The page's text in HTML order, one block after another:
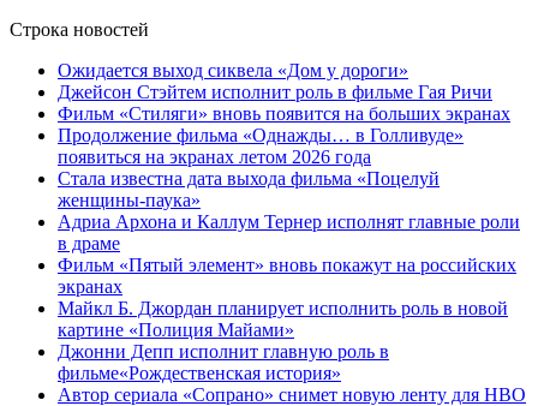
Строка новостей
Ожидается выход сиквела «Дом у дороги»
Джейсон Стэйтем исполнит роль в фильме Гая Ричи
Фильм «Стиляги» вновь появится на больших экранах
Продолжение фильма «Однажды… в Голливуде»
появиться на экранах летом 2026 года
Стала известна дата выхода фильма «Поцелуй
женщины-паука»
Адриа Архона и Каллум Тернер исполнят главные роли
в драме
Фильм «Пятый элемент» вновь покажут на российских
экранах
Майкл Б. Джордан планирует исполнить роль в новой
картине «Полиция Майами»
Джонни Депп исполнит главную роль в
фильме«Рождественская история»
Автор сериала «Сопрано» снимет новую ленту для HBO